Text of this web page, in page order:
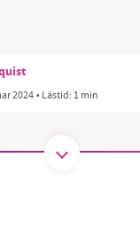
2024• Lästid: 1 min